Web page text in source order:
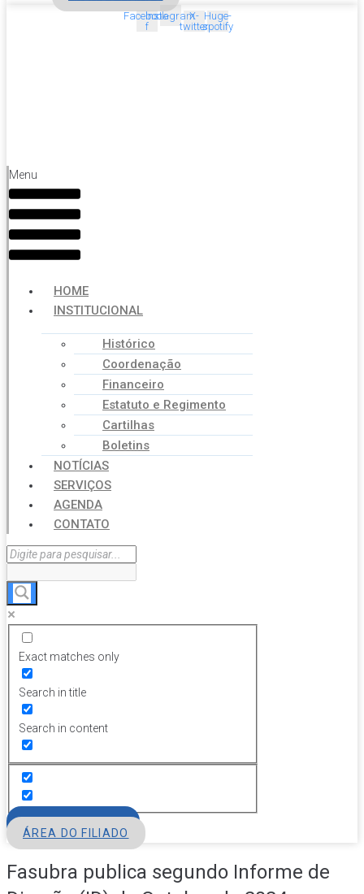
Facebook-
f
InstagramX-
twitter
Huge-
spotify
Menu
HOME
INSTITUCIONAL
Histórico
Coordenação
Financeiro
Estatuto e Regimento
Cartilhas
Boletins
NOTÍCIAS
SERVIÇOS
AGENDA
CONTATO
Exact matches only
Search in title
Search in content
ÁREA DO FILIADO
Fasubra publica segundo Informe de